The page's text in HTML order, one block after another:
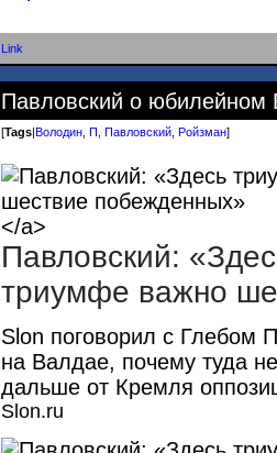
Link
Павловский о юбилейном
[Tags|Володин П Павловский Ройзман]
</a>
Павловский:
триумфе важно
Slon поговорил с Глебом
на Валдае, почему туда
дальше от Кремля
Slon.ru